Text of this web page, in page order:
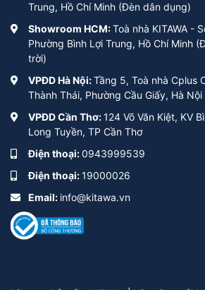
Trung, Hồ Chí Minh (Đèn dân dụng)
Showroom HCM:Toà nhà KITAWA -
Phường Bình Lợi Trung, Hồ Chí Minh
trời)
VPĐD Hà Nội:Tầng 5, Toà nhà Cplus
Thành Thái, Phường Cầu Giấy, Hà Nội
VPĐD Cần Thơ:124 Võ Văn Kiệt, KV
Long Tuyền, TP Cần Thơ
Điện thoại:0943999539
Điện thoại:19000026
Email: info@kitawa.vn